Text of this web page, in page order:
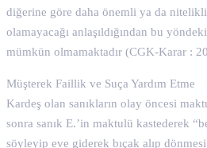
diğerine göre daha önemli ya da nitelikli
olamayacağı anlaşıldığından bu
mümkün olmamaktadır (CGK-Karar :
Müşterek Faillik ve Suça Yardım Etme
Kardeş olan sanıkların olay öncesi
sonra sanık E.’in maktulü kastederek
söyleyip eve giderek bıçak alıp